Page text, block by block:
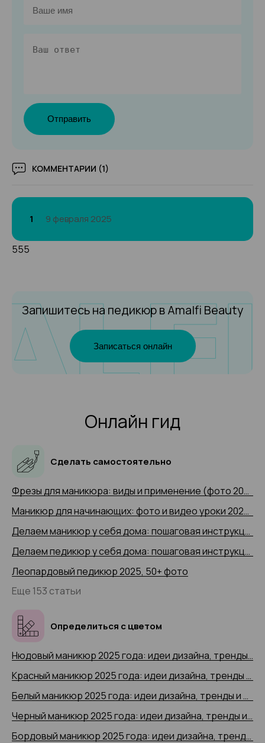
Отправить
КОММЕНТАРИИ (1)
1 9 февраля 2025
555
Запишитесь на педикюрв Amalfi Beauty
Записаться онлайн
Онлайн гид
Сделать самостоятельно
Фрезы для маникюра: виды и применение (фото 2025 и видео-примеры)
Маникюр для начинающих: фото и видео уроки 2025 года
Делаем маникюр у себя дома: пошаговая инструкция 2025 (+ видео)
Делаем педикюр у себя дома: пошаговая инструкция 2025 года с 50+ фото
Леопардовый педикюр 2025, 50+ фото
Еще 153 статьи
Определиться с цветом
Нюдовый маникюр 2025 года: идеи дизайна, тренды и новинки, 200+ фото
Красный маникюр 2025 года: идеи дизайна, тренды и новинки, 200+ фото
Белый маникюр 2025 года: идеи дизайна, тренды и новинки, 200+ фото
Черный маникюр 2025 года: идеи дизайна, тренды и новинки, 200+ фото
Бордовый маникюр 2025 года: идеи дизайна, тренды и новинки, 200+ фото